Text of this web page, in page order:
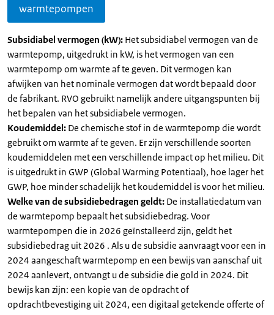
warmtepompen
Subsidiabel vermogen (kW): Het subsidiabel vermogen van de
warmtepomp, uitgedrukt in kW, is het vermogen van een
warmtepomp om warmte af te geven. Dit vermogen kan
afwijken van het nominale vermogen dat wordt bepaald door
de fabrikant. RVO gebruikt namelijk andere uitgangspunten bij
het bepalen van het subsidiabele vermogen.
Koudemiddel: De chemische stof in de warmtepomp die wordt
gebruikt om warmte af te geven. Er zijn verschillende soorten
koudemiddelen met een verschillende impact op het milieu. Dit
is uitgedrukt in GWP (Global Warming Potentiaal), hoe lager het
GWP, hoe minder schadelijk het koudemiddel is voor het milieu.
Welke van de subsidiebedragen geldt: De installatiedatum van
de warmtepomp bepaalt het subsidiebedrag. Voor
warmtepompen die in 2026 geïnstalleerd zijn, geldt het
subsidiebedrag uit 2026 . Als u de subsidie aanvraagt voor een in
2024 aangeschaft warmtepomp en een bewijs van aanschaf uit
2024 aanlevert, ontvangt u de subsidie die gold in 2024. Dit
bewijs kan zijn: een kopie van de opdracht of
opdrachtbevestiging uit 2024, een digitaal getekende offerte of